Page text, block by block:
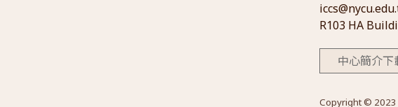
R103 HA
中心簡介下
Copyright © 2023